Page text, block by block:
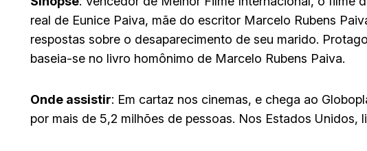
real de Eunice Paiva, mãe do escritor Marcelo Rubens
respostas sobre o desaparecimento de seu marido.
baseia-se no livro homônimo de Marcelo Rubens Paiva.
Onde assistir: Em cartaz nos cinemas, e chega ao
por mais de 5,2 milhões de pessoas. Nos Estados Unidos,